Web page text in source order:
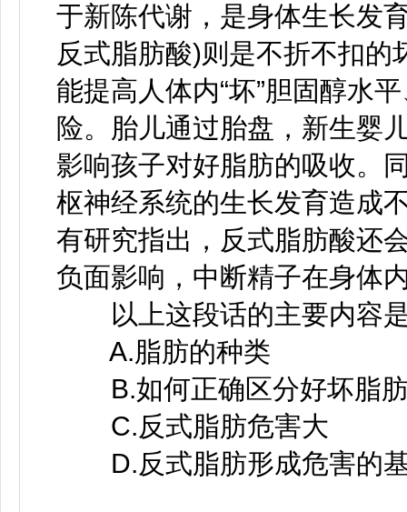
于新陈代谢，是身体生长发
反式脂肪酸)则是不折不扣
能提高人体内“坏”胆固醇水
险。胎儿通过胎盘，新生婴
影响孩子对好脂肪的吸收。
枢神经系统的生长发育造成
有研究指出，反式脂肪酸还
负面影响，中断精子在身体
以上这段话的主要内容
A.脂肪的种类
B.如何正确区分好坏脂
C.反式脂肪危害大
D.反式脂肪形成危害的